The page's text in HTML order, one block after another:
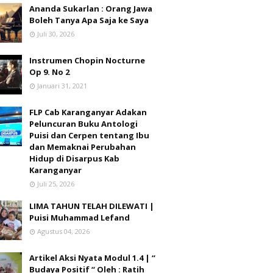
Ananda Sukarlan : Orang Jawa
Boleh Tanya Apa Saja ke Saya
Juli 30, 2026
Instrumen Chopin Nocturne
Op 9. No 2
Januari 31, 2021
FLP Cab Karanganyar Adakan
Peluncuran Buku Antologi
Puisi dan Cerpen tentang Ibu
dan Memaknai Perubahan
Hidup di Disarpus Kab
Karanganyar
Juli 25, 2026
LIMA TAHUN TELAH DILEWATI |
Puisi Muhammad Lefand
Agustus 04, 2026
Artikel Aksi Nyata Modul 1.4 | “
Budaya Positif “ Oleh : Ratih